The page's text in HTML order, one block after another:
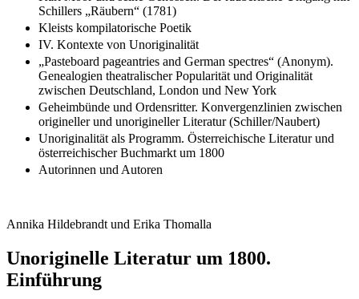
Schillers „Räubern“ (1781)
Kleists kompilatorische Poetik
IV. Kontexte von Unoriginalität
„Pasteboard pageantries and German spectres“ (Anonym).
Genealogien theatralischer Popularität und Originalität
zwischen Deutschland, London und New York
Geheimbünde und Ordensritter. Konvergenzlinien zwischen
origineller und unorigineller Literatur (Schiller/Naubert)
Unoriginalität als Programm. Österreichische Literatur und
österreichischer Buchmarkt um 1800
Autorinnen und Autoren
Annika Hildebrandt und Erika Thomalla
Unoriginelle Literatur um 1800.
Einführung